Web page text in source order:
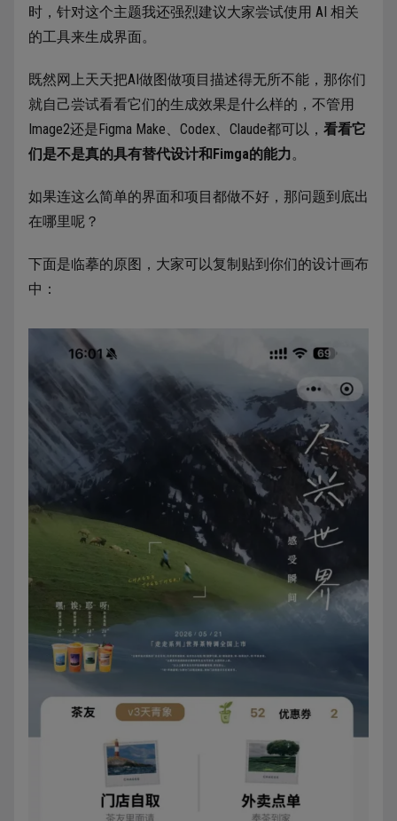
时，针对这个主题我还强烈建议大家尝试使用 AI 相关
的工具来生成界面。
既然网上天天把AI做图做项目描述得无所不能，那你们
就自己尝试看看它们的生成效果是什么样的，不管用
Image2还是Figma Make、Codex、Claude都可以， 看看它
们是不是真的具有替代设计和Fimga的能力。
如果连这么简单的界面和项目都做不好，那问题到底出
在哪里呢？
下面是临摹的原图，大家可以复制贴到你们的设计画布
中：